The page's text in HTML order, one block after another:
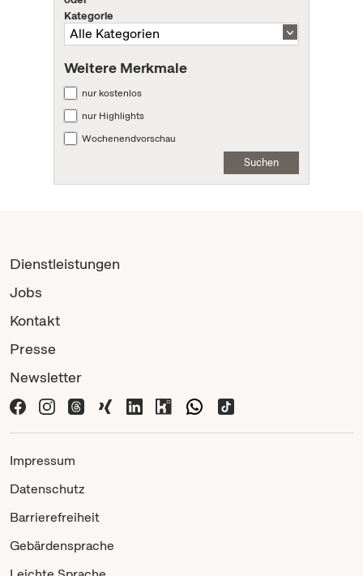
Kategorie
Weitere Merkmale
nur kostenlos
nur Highlights
Wochenendvorschau
Suchen
Dienstleistungen
Jobs
Kontakt
Presse
Newsletter
Impressum
Datenschutz
Barrierefreiheit
Gebärdensprache